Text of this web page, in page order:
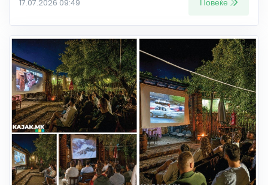
17.07.2026 09:49